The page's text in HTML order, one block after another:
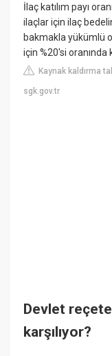
İlaç katılım payı
ilaçlar için ilaç
bakmakla yükümlü
için %20'si oranında
Kaynak kaldırma
sgk.gov.tr
Devlet
karşılıyor?